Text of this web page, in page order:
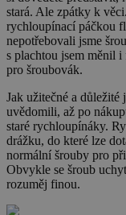
stará. Ale zpátky k
rychloupínací páčkou
nepotřebovali jsme
s plachtou jsem měnil i
pro šroubovák.
Jak užitečné a důležité
uvědomili, až po
staré rychloupínáky.
drážku, do které lze
normální šrouby pro
Obvykle se šroub
rozuměj finou.